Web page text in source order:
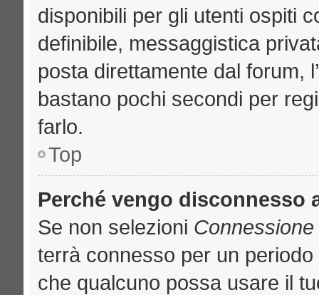
disponibili per gli utenti ospiti
definibile, messaggistica
posta direttamente dal forum,
bastano pochi secondi per
farlo.
Top
Perché vengo disconnesso
Se non selezioni
terrà connesso per un
che qualcuno possa usare il